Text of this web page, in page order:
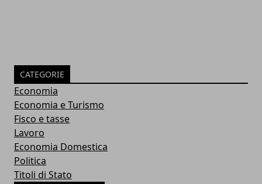
CATEGORIE
Economia
Economia e Turismo
Fisco e tasse
Lavoro
Economia Domestica
Politica
Titoli di Stato